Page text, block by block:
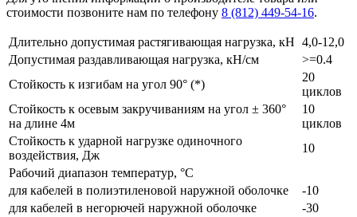
стоимости позвоните нам по телефону 8 (812) 449-54-16.
Длительно допустимая растягивающая нагрузка, кН 4,0-12,0
Допустимая раздавливающая нагрузка, кН/см
>=0.4
Стойкость к изгибам на угол 90° (*)
20
циклов
Стойкость к осевым закручиваниям на угол ± 360°
на длине 4м
10
циклов
Стойкость к ударной нагрузке одиночного
воздействия, Дж
10
Рабочий диапазон температур, °С
для кабелей в полиэтиленовой наружной оболочке
-10
для кабелей в негорючей наружной оболочке
-30